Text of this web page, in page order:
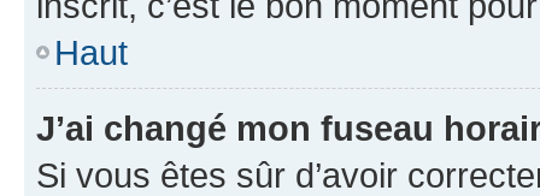
Haut
J’ai changé mon fuseau
Si vous êtes sûr d’avoir